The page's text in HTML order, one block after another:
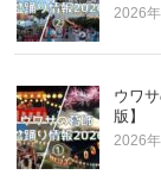
2026
ウワ
版】
2026